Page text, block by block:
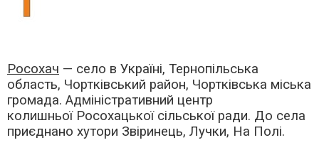
Росохач — село в Україні, Тернопільська
область, Чортківський район, Чортківська міська
громада. Адміністративний центр
колишньої Росохацької сільської ради. До села
приєднано хутори Звіринець, Лучки, На Полі.